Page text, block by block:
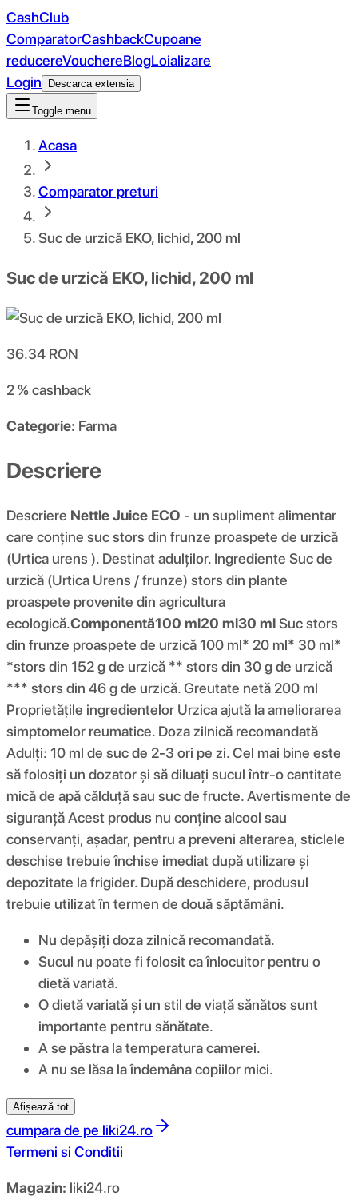
CashClub
ComparatorCashbackCupoane
reducereVouchereBlogLoializare
Login
Descarca extensia
Toggle menu
Acasa
Comparator preturi
Suc de urzică EKO, lichid, 200 ml
Suc de urzică EKO, lichid, 200 ml
36.34 RON
2 %cashback
Categorie: Farma
Descriere
Descriere Nettle Juice ECO - un supliment alimentar
care conține suc stors din frunze proaspete de urzică
(Urtica urens ). Destinat adulților. Ingrediente Suc de
urzică (Urtica Urens / frunze) stors din plante
proaspete provenite din agricultura
ecologică.Componentă100 ml20 ml30 mlSuc stors
din frunze proaspete de urzică 100 ml* 20 ml* 30 ml*
*stors din 152 g de urzică ** stors din 30 g de urzică
*** stors din 46 g de urzică. Greutate netă 200 ml
Proprietățile ingredientelor Urzica ajută la ameliorarea
simptomelor reumatice. Doza zilnică recomandată
Adulți: 10 ml de suc de 2-3 ori pe zi. Cel mai bine este
să folosiți un dozator și să diluați sucul într-o cantitate
mică de apă călduță sau suc de fructe. Avertismente de
siguranță Acest produs nu conține alcool sau
conservanți, așadar, pentru a preveni alterarea, sticlele
deschise trebuie închise imediat după utilizare și
depozitate la frigider. După deschidere, produsul
trebuie utilizat în termen de două săptămâni.
Nu depășiți doza zilnică recomandată.
Sucul nu poate fi folosit ca înlocuitor pentru o
dietă variată.
O dietă variată și un stil de viață sănătos sunt
importante pentru sănătate.
A se păstra la temperatura camerei.
A nu se lăsa la îndemâna copiilor mici.
Afișează tot
cumpara de pe liki24.ro
Termeni si Conditii
Magazin: liki24.ro